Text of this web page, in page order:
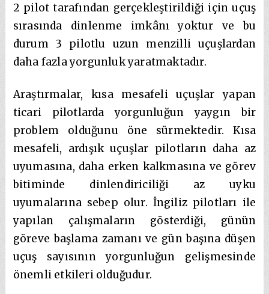
2 pilot tarafından gerçekleştirildiği için uçuş
sırasında dinlenme imkânı yoktur ve bu
durum 3 pilotlu uzun menzilli uçuşlardan
daha fazla yorgunluk yaratmaktadır.
Araştırmalar, kısa mesafeli uçuşlar yapan
ticari pilotlarda yorgunluğun yaygın bir
problem olduğunu öne sürmektedir. Kısa
mesafeli, ardışık uçuşlar pilotların daha az
uyumasına, daha erken kalkmasına ve görev
bitiminde dinlendiriciliği az uyku
uyumalarına sebep olur. İngiliz pilotları ile
yapılan çalışmaların gösterdiği, günün
göreve başlama zamanı ve gün başına düşen
uçuş sayısının yorgunluğun gelişmesinde
önemli etkileri olduğudur.